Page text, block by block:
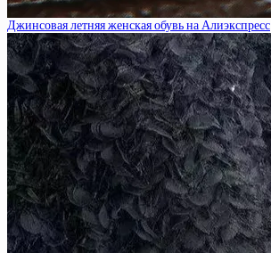
Джинсовая летняя женская обувь на Алиэкспресс